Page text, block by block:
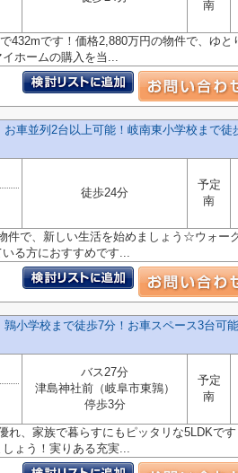
南
432mです！価格2,880万円の物件で、ゆと
ホームの購入を当...
車並列2台以上可能！岐南東小学校まで徒
徒歩24分
予定
南
で、新しい生活を始めましょう☆ウォー
る方におすすめです...
小学校まで徒歩7分！お車スペース3台可
バス27分
津島神社前（岐阜市東鶉）
停歩3分
予定
南
れ、家族で暮らすにもピッタリな5LDKで
ょう！実りある充実...